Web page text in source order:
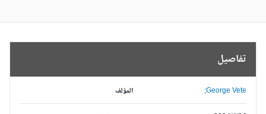
تفاصيل
المؤلف George Vete;